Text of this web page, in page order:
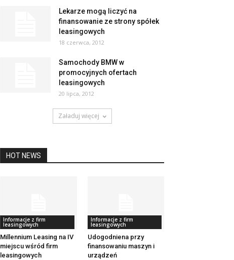
Lekarze mogą liczyć na
finansowanie ze strony spółek
leasingowych
18 czerwca, 2012
Samochody BMW w
promocyjnych ofertach
leasingowych
20 lipca, 2012
Załaduj więcej
HOT NEWS
Informacje z firm
leasingowych
Millennium Leasing na IV
miejscu wśród firm
leasingowych
Informacje z firm
leasingowych
Udogodniena przy
finansowaniu maszyn i
urządzeń